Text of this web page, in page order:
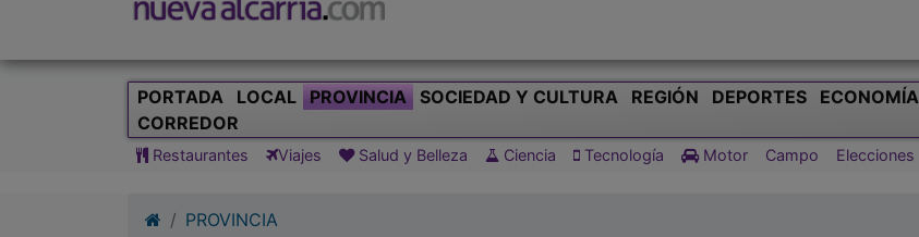
PORTADA LOCAL PROVINCIA SOCIEDAD Y CULTURA REGIÓN DEPORTES ECONOMÍA
CORREDOR
Restaurantes Viajes Salud y Belleza Ciencia Tecnología Motor Campo Elecciones
PROVINCIA